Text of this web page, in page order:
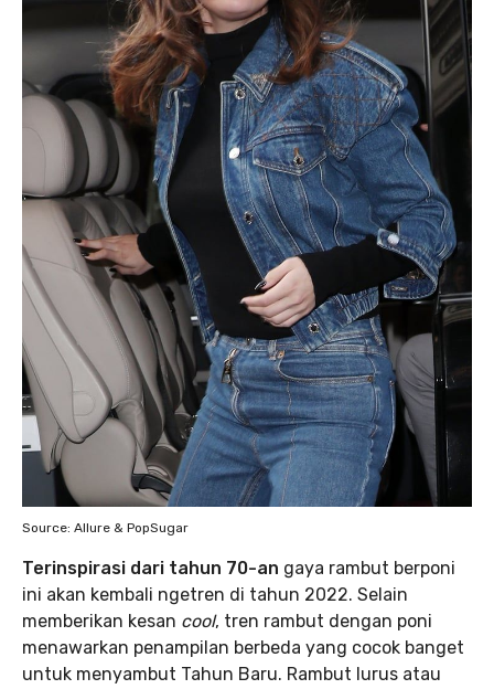
Source: Allure & PopSugar
Terinspirasi dari tahun 70-an gaya rambut berponi
ini akan kembali ngetren di tahun 2022. Selain
memberikan kesan cool, tren rambut dengan poni
menawarkan penampilan berbeda yang cocok banget
untuk menyambut Tahun Baru. Rambut lurus atau